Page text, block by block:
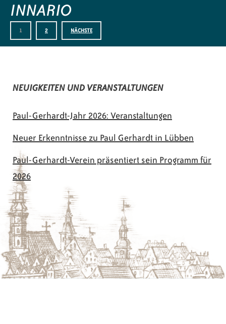
INNARIO
1 2 NÄCHSTE
NEUIGKEITEN UND VERANSTALTUNGEN
Paul-Gerhardt-Jahr 2026: Veranstaltungen
Neuer Erkenntnisse zu Paul Gerhardt in Lübben
Paul-Gerhardt-Verein präsentiert sein Programm für
2026
© 2026 Paul-Gerhardt-Verein Lübben e.V.